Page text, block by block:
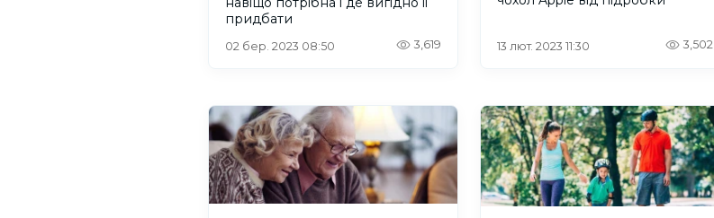
придбати
02 бер. 2023 08:50 3,619 13 лют. 2023 11:30 3,502